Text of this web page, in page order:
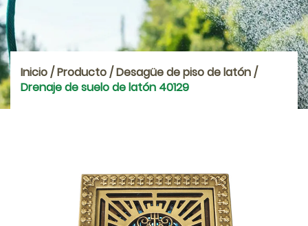
Inicio/Producto/Desagüe de piso de latón/
Drenaje de suelo de latón 40129